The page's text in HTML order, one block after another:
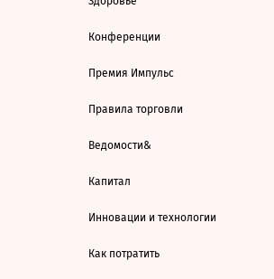
Конференции
Премия Импульс
Правила торговли
Ведомости&
Капитал
Инновации и технологии
Как потратить